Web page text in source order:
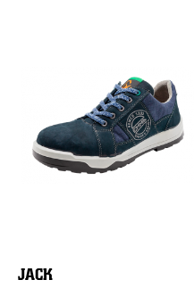
JACK